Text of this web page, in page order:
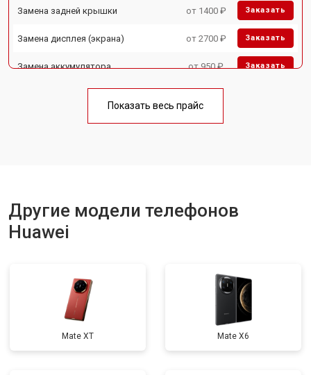
Замена задней крышки от 1400 ₽ Заказать
Замена дисплея (экрана) от 2700 ₽ Заказать
Замена аккумулятора от 950 ₽ Заказать
Ремонт цепи питания от 3200 ₽
Показать весь прайс
Другие модели телефонов
Huawei
Mate XT Mate X6